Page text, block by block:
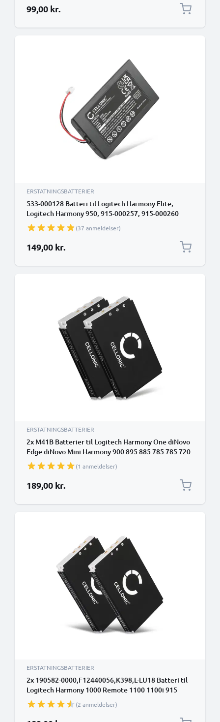
99,00 kr.
ERSTATNINGSBATTERIER
533-000128 Batteri til Logitech Harmony Elite,
Logitech Harmony 950, 915-000257, 915-000260
Fjernbetjening 623158 Udskiftning af batteri - 3.7V,
1300mAh
(37 anmeldelser)
149,00 kr.
ERSTATNINGSBATTERIER
2x M41B Batterier til Logitech Harmony One diNovo
Edge diNovo Mini Harmony 900 895 885 785 785 720
Harman Kardon TC30 R-IG7 Batteri til udskiftning -
3.7V, 950mAh
(1 anmeldelser)
189,00 kr.
ERSTATNINGSBATTERIER
2x 190582-0000,F12440056,K398,L-LU18 Batteri til
Logitech Harmony 1000 Remote 1100 1100i 915
Squeezebox 1300mAh Udskiftning af batteri
Fjernbetjening
(2 anmeldelser)